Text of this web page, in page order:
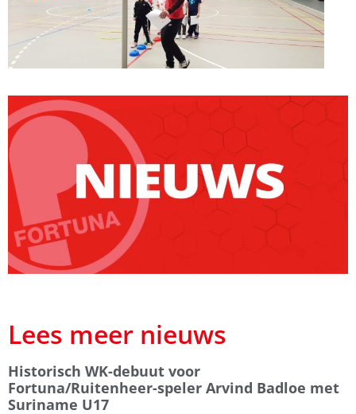
Lees meer nieuws
Historisch WK-debuut voor
Fortuna/Ruitenheer-speler Arvind Badloe met
Suriname U17